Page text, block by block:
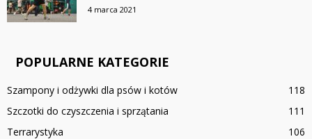
4 marca 2021
POPULARNE KATEGORIE
Szampony i odżywki dla psów i kotów
118
Szczotki do czyszczenia i sprzątania
111
Terrarystyka
106